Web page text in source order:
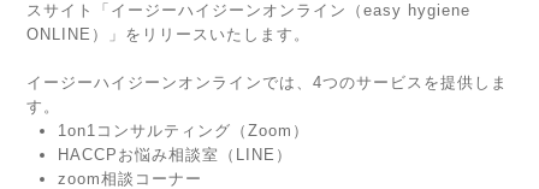
スサイト
「イージーハイジーンオンライン（easy hygiene
ONLINE）」 をリリースいたします。
イージーハイジーンオンラインでは、4つのサービスを提供しま
す。
1on1コンサルティング（Zoom）
HACCPお悩み相談室（LINE）
zoom相談コーナー